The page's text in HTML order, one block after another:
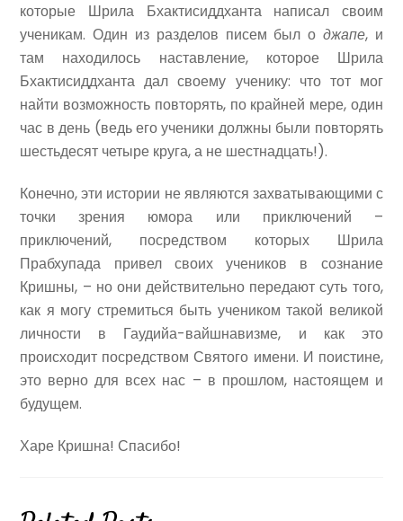
которые Шрила Бхактисиддханта написал своим
ученикам. Один из разделов писем был о джапе, и
там находилось наставление, которое Шрила
Бхактисиддханта дал своему ученику: что тот мог
найти возможность повторять, по крайней мере, один
час в день (ведь его ученики должны были повторять
шестьдесят четыре круга, а не шестнадцать!).
Конечно, эти истории не являются захватывающими с
точки зрения юмора или приключений –
приключений, посредством которых Шрила
Прабхупада привел своих учеников в сознание
Кришны, – но они действительно передают суть того,
как я могу стремиться быть учеником такой великой
личности в Гаудийа-вайшнавизме, и как это
происходит посредством Святого имени. И поистине,
это верно для всех нас – в прошлом, настоящем и
будущем.
Харе Кришна! Спасибо!